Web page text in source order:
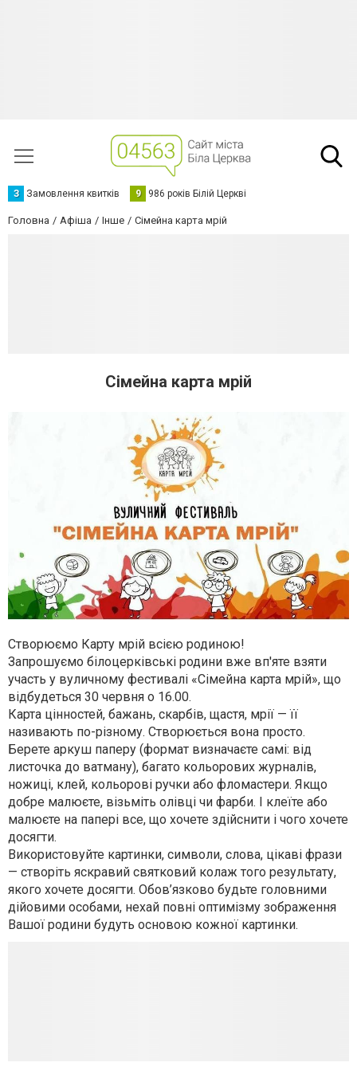
З Замовлення квитків 9 986 років Білій Церкві
Головна Афіша Інше Сімейна карта мрій
Сімейна карта мрій
Створюємо Карту мрій всією родиною!
Запрошуємо білоцерківські родини вже вп'яте взяти
участь у вуличному фестивалі «Сімейна карта мрій», що
відбудеться 30 червня о 16.00.
Карта цінностей, бажань, скарбів, щастя, мрії — її
називають по-різному. Створюється вона просто.
Берете аркуш паперу (формат визначаєте самі: від
листочка до ватману), багато кольорових журналів,
ножиці, клей, кольорові ручки або фломастери. Якщо
добре малюєте, візьміть олівці чи фарби. І клеїте або
малюєте на папері все, що хочете здійснити і чого хочете
досягти.
Використовуйте картинки, символи, слова, цікаві фрази
— створіть яскравий святковий колаж того результату,
якого хочете досягти. Обов’язково будьте головними
дійовими особами, нехай повні оптимізму зображення
Вашої родини будуть основою кожної картинки.